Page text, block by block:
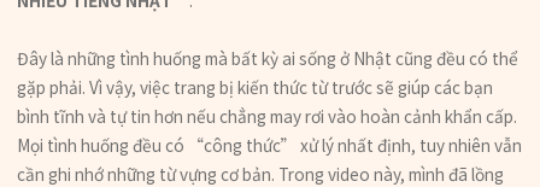
Đây là những tình huống mà bất kỳ ai sống ở Nhật cũng đều có thể
gặp phải. Vì vậy, việc trang bị kiến thức từ trước sẽ giúp các bạn
bình tĩnh và tự tin hơn nếu chẳng may rơi vào hoàn cảnh khẩn cấp.
Mọi tình huống đều có “công thức” xử lý nhất định, tuy nhiên vẫn
cần ghi nhớ những từ vựng cơ bản. Trong video này, mình đã lồng